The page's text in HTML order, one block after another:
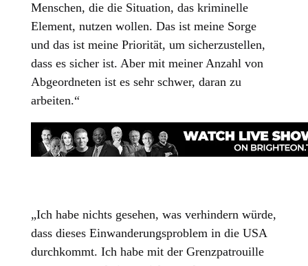
Menschen, die die Situation, das kriminelle
Element, nutzen wollen. Das ist meine Sorge
und das ist meine Priorität, um sicherzustellen,
dass es sicher ist. Aber mit meiner Anzahl von
Abgeordneten ist es sehr schwer, daran zu
arbeiten.“
„Ich habe nichts gesehen, was verhindern würde,
dass dieses Einwanderungsproblem in die USA
durchkommt. Ich habe mit der Grenzpatrouille